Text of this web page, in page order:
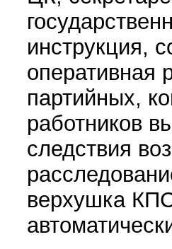
инструкция,
оперативная
партийных,
работников
следствия
верхушка